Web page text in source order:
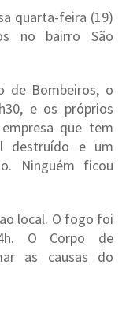
quarta-feira (19)
no bairro São
de Bombeiros, o
e os próprios
que tem
destruído e um
Ninguém ficou
local. O fogo foi
O Corpo de
as causas do